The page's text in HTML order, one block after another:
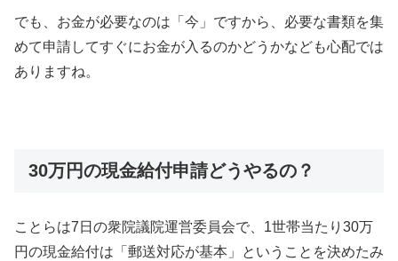
でも、お金が必要なのは「今」ですから、必要な書類を集
めて申請してすぐにお金が入るのかどうかなども心配では
ありますね。
30万円の現金給付申請どうやるの？
ことらは7日の衆院議院運営委員会で、1世帯当たり30万
円の現金給付は「郵送対応が基本」ということを決めたみ